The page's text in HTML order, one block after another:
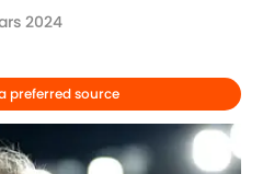
2024
preferred source